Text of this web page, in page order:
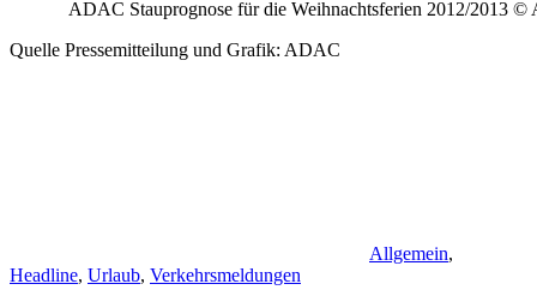
ADAC Stauprognose für die Weihnachtsferien 2012/2013 ©
Quelle Pressemitteilung und Grafik: ADAC
Allgemein,
Headline, Urlaub, Verkehrsmeldungen